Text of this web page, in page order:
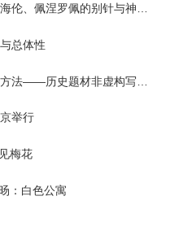
佩涅罗佩的别针与神秘入侵者
总体性
历史题材非虚构写作多人谈
举行
梅花
：白色公寓